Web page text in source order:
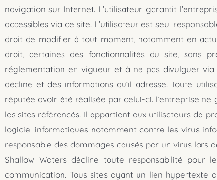
navigation sur Internet. L’utilisateur garantit
accessibles via ce site. L’utilisateur est seul
droit de modifier à tout moment, notamment en
droit, certaines des fonctionnalités du site, sans
réglementation en vigueur et à ne pas divulguer via
décline et des informations qu’il adresse. Toute
réputée avoir été réalisée par celui-ci. l’entreprise
les sites référencés. Il appartient aux utilisateurs de
logiciel informatiques notamment contre les virus
responsable des dommages causés par un virus lors
Shallow Waters décline toute responsabilité pour
communication. Tous sites ayant un lien